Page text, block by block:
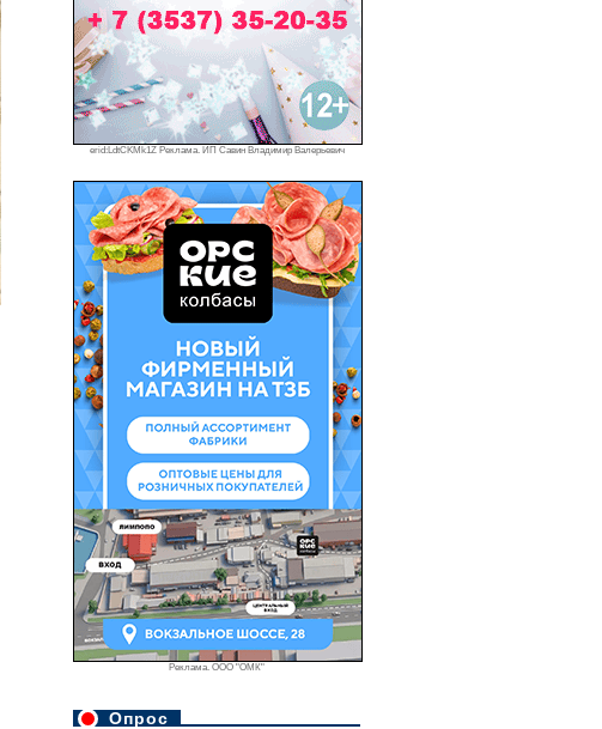
erid:LdtCKMk1Z Реклама. ИП Савин Владимир Валерьевич
Реклама. ООО "ОМК"
Опрос